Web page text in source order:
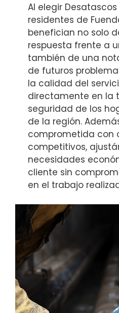
Al elegir Desatascos
residentes de
benefician no solo
respuesta frente a
también de una
de futuros
la calidad del
directamente en la
seguridad de los
de la región.
comprometida con
competitivos,
necesidades
cliente sin
en el trabajo